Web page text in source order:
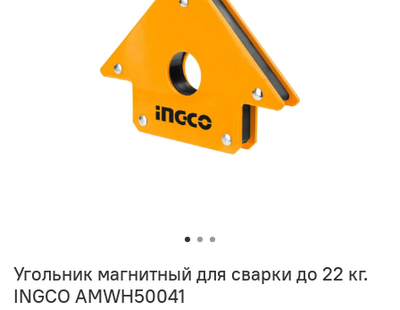
Угольник магнитный для сварки до 22 кг.
INGCO AMWH50041